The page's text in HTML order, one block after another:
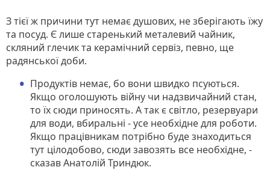
З тієї ж причини тут немає душових, не зберігають їжу
та посуд. Є лише старенький металевий чайник,
скляний глечик та керамічний сервіз, певно, ще
радянської доби.
Продуктів немає, бо вони швидко псуються.
Якщо оголошують війну чи надзвичайний стан,
то їх сюди приносять. А так є світло, резервуари
для води, вбиральні - усе необхідне для роботи.
Якщо працівникам потрібно буде знаходиться
тут цілодобово, сюди завозять все необхідне, -
сказав Анатолій Триндюк.